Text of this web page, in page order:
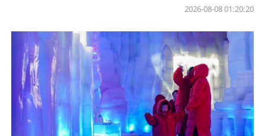
01:20:20 2026-08-08